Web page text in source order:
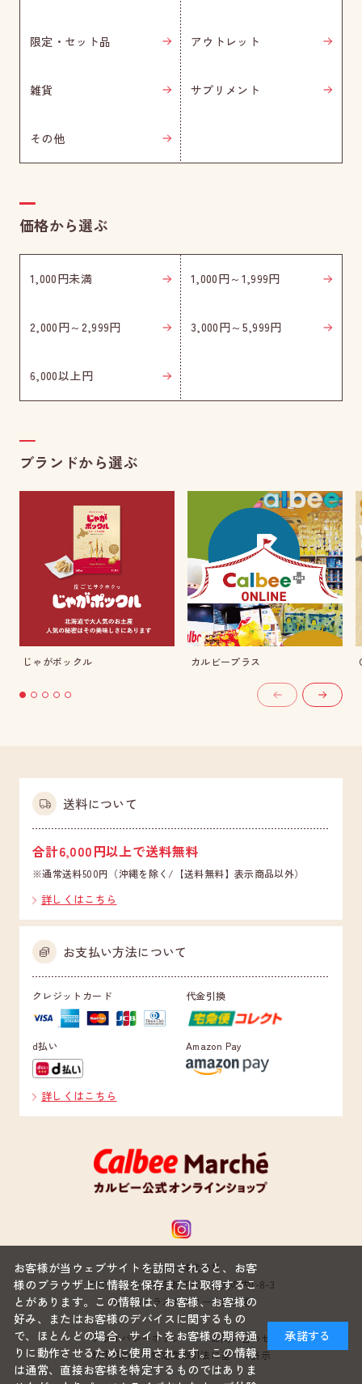
限定・セット品 アウトレット
雑貨 サプリメント
その他
価格から選ぶ
1,000円未満 1,000円～1,999円
2,000円～2,999円 3,000円～5,999円
6,000以上円
ブランドから選ぶ
じゃがポックル カルビープラス
送料について
合計6,000円以上で送料無料
※通常送料500円（沖縄を除く/【送料無料】表示商品以外）
詳しくはこちら
お支払い方法について
クレジットカード 代金引換
d払い Amazon Pay
詳しくはこちら
カルビー株式会社
〒100-0005 東京都千代田区丸の内1-8-3
丸の内トラストタワー本館22階
プライバシーポリシー
お問い合わせ
利用規約
特定商取引法に基づく表示
お客様が当ウェブサイトを訪問されると、お客
様のブラウザ上に情報を保存または取得するこ
とがあります。この情報は、お客様、お客様の
好み、またはお客様のデバイスに関するもの
で、ほとんどの場合、サイトをお客様の期待通
りに動作させるために使用されます。この情報
は通常、直接お客様を特定するものではありま
承諾する